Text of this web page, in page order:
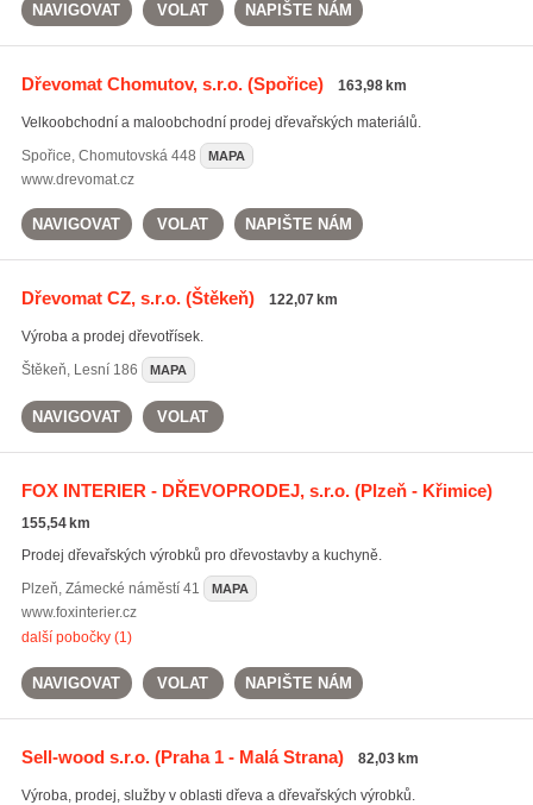
NAVIGOVAT VOLAT NAPIŠTE NÁM
Dřevomat Chomutov, s.r.o.(Spořice) 163,98 km
Velkoobchodní a maloobchodní prodej dřevařských materiálů.
Spořice, Chomutovská 448 MAPA
www.drevomat.cz
NAVIGOVAT VOLAT NAPIŠTE NÁM
Dřevomat CZ, s.r.o.(Štěkeň) 122,07 km
Výroba a prodej dřevotřísek.
Štěkeň, Lesní 186 MAPA
NAVIGOVAT VOLAT
FOX INTERIER - DŘEVOPRODEJ, s.r.o.(Plzeň - Křimice)
155,54 km
Prodej dřevařských výrobků pro dřevostavby a kuchyně.
Plzeň, Zámecké náměstí 41 MAPA
www.foxinterier.cz
další pobočky (1)
NAVIGOVAT VOLAT NAPIŠTE NÁM
Sell-wood s.r.o.(Praha 1 - Malá Strana) 82,03 km
Výroba, prodej, služby v oblasti dřeva a dřevařských výrobků.